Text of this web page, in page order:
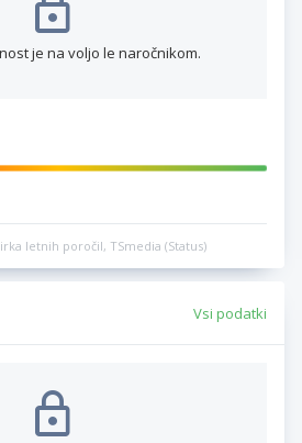
je na voljo le naročnikom.
letnih poročil, TSmedia (Status)
Vsi podatki